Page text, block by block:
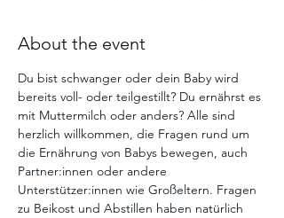
About the event
Du bist schwanger oder dein Baby wird
bereits voll- oder teilgestillt? Du ernährst es
mit Muttermilch oder anders? Alle sind
herzlich willkommen, die Fragen rund um
die Ernährung von Babys bewegen, auch
Partner:innen oder andere
Unterstützer:innen wie Großeltern. Fragen
zu Beikost und Abstillen haben natürlich